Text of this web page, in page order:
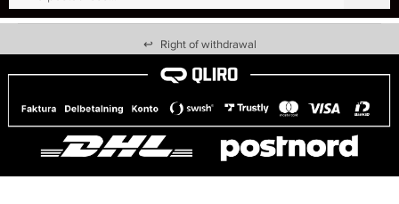
↩ Right of withdrawal